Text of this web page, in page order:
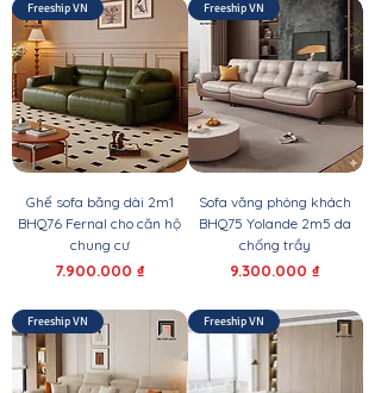
Freeship VN
Ghế sofa băng dài 2m1
BHQ76 Fernal cho căn hộ
chung cư
Giá
7.900.000 ₫
Freeship VN
Sofa văng phòng khách
BHQ75 Yolande 2m5 da
chống trầy
Giá
9.300.000 ₫
Freeship VN Freeship VN